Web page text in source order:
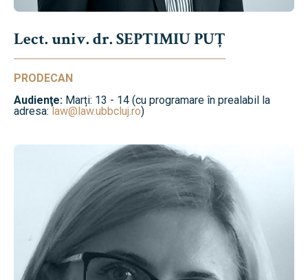
Lect. univ. dr. SEPTIMIU PUȚ
PRODECAN
Audienţe: Marți: 13 - 14 (cu programare în prealabil la
adresa:law@law.ubbcluj.ro)